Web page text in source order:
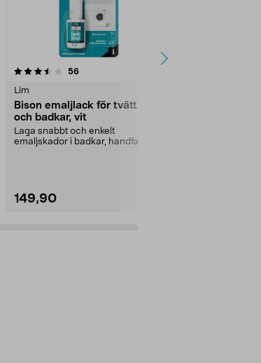
56recensioner
Lim
Bison emaljlack för tvättställ
och badkar, vit
Laga snabbt och enkelt
emaljskador i badkar, handfat etc.
149,90
4.5 av 5 stjärnor